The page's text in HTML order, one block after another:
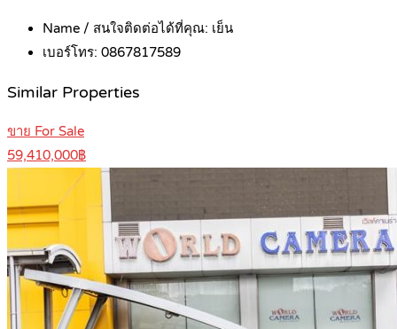
Name / สนใจติดต่อได้ที่คุณ: เย็น
เบอร์โทร: 0867817589
Similar Properties
ขาย For Sale
59,410,000฿